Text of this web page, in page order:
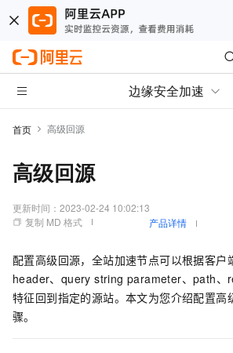
边缘安全加速
首页 高级回源
高级回源
更新时间： 2023-02-24 10:02:13
复制 MD 格式
产品详情
配置高级回源，全站加速节点可以根据客户
header、query string parameter、path、
特征回到指定的源站。本文为您介绍配置高
骤。